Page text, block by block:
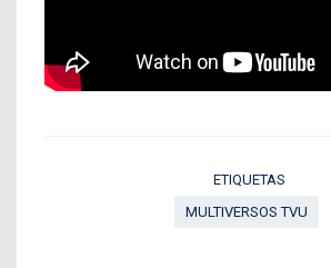
ETIQUETAS
MULTIVERSOS TVU